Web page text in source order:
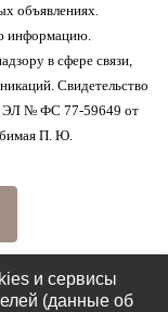
объявлениях.
информацию.
в сфере связи,
Свидетельство
ЭЛ № ФС 77-59649 от
П. Ю.
и сервисы
(данные об